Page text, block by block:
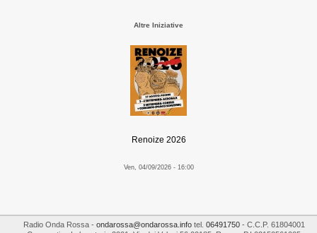
Altre Iniziative
Renoize 2026
Ven, 04/09/2026 - 16:00
Radio Onda Rossa- ondarossa@ondarossa.infotel. 06491750- C.C.P. 61804001